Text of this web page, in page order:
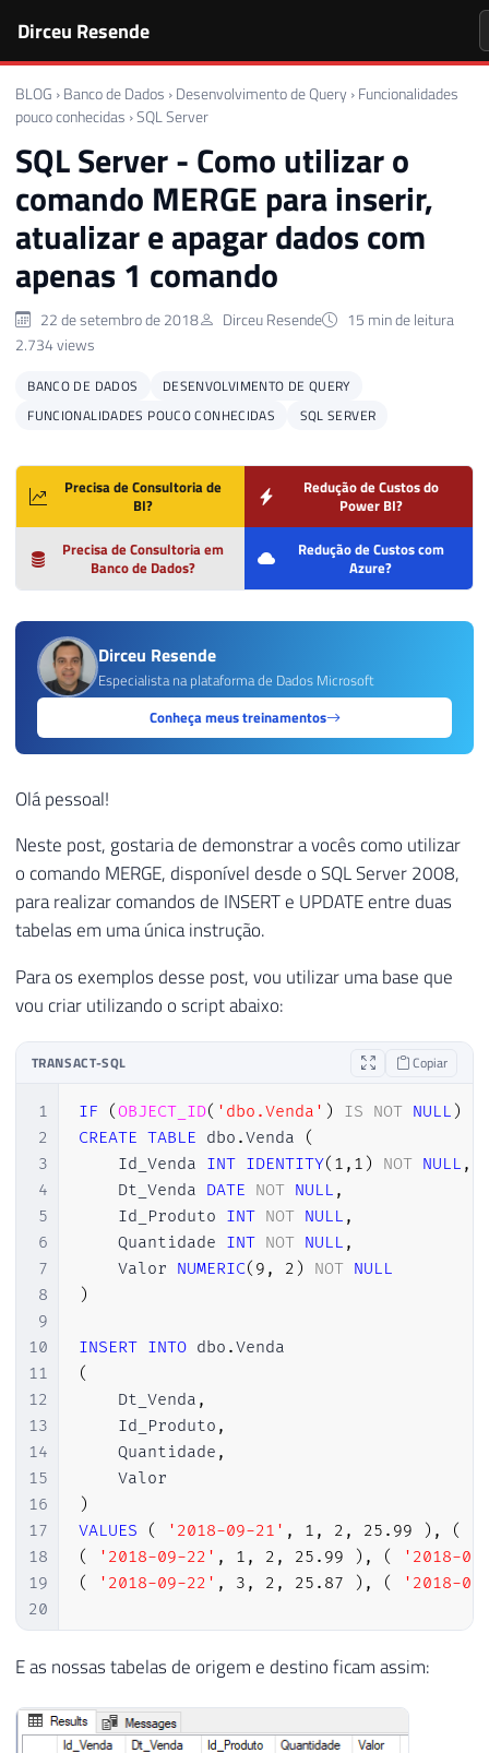
Dirceu Resende
BLOG › Banco de Dados › Desenvolvimento de Query › Funcionalidades
pouco conhecidas ›SQL Server
SQL Server - Como utilizar o
comando MERGE para inserir,
atualizar e apagar dados com
apenas 1 comando
22 de setembro de 2018 Dirceu Resende
15 min de leitura
2.734 views
BANCO DE DADOS
DESENVOLVIMENTO DE QUERY
FUNCIONALIDADES POUCO CONHECIDAS
SQL SERVER
Precisa de Consultoria de
BI?
Redução de Custos do
Power BI?
Precisa de Consultoria em
Banco de Dados?
Redução de Custos com
Azure?
Dirceu Resende
Especialista na plataforma de Dados Microsoft
Conheça meus treinamentos
Olá pessoal!
Neste post, gostaria de demonstrar a vocês como utilizar
o comando MERGE, disponível desde o SQL Server 2008,
para realizar comandos de INSERT e UPDATE entre duas
tabelas em uma única instrução.
Para os exemplos desse post, vou utilizar uma base que
vou criar utilizando o script abaixo:
TRANSACT-SQL Copiar
1
2
3
4
5
6
7
8
9
10
11
12
13
14
15
16
17
18
19
20
21
22
24
25
IF (OBJECT_ID( 'dbo.Venda' ) IS NOT NULL )
CREATE TABLE dbo .Venda
(
    Id_Venda
INT IDENTITY( 1 , 1 ) NOT NULL ,
    Dt_Venda
DATE NOT NULL ,
    Id_Produto
INT NOT NULL ,
    Quantidade
INT NOT NULL ,
    Valor
NUMERIC( 9 , 2 ) NOT NULL
)
INSERT INTO dbo .
(
    Dt_Venda
,
    Id_Produto
,
    Quantidade
,
)
VALUES
( '2018-09-21' , 1 , 2 , 25.99 ) , (
(
'2018-09-22' , 1 , 2 , 25.99 ) , (
'2018-
(
'2018-09-22' , 3 , 2 , 25.87 ) , ( '2018-
IF (OBJECT_ID('dbo.Dim_Venda') IS NOT
    Id_Venda
    Dt_Venda
DATE NOT NULL,
E as nossas tabelas de origem e destino ficam assim: